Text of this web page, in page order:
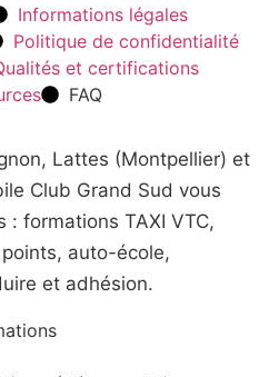
Informations légales
Politique de confidentialité
et certifications
FAQ
Lattes (Montpellier) et
Club Grand Sud vous
formations TAXI VTC,
auto-école,
et adhésion.